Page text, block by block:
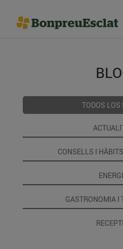
TODOS LOS
CONSELLS I
GASTRONOMIA I